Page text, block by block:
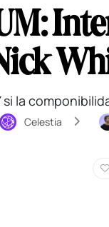
si la
Celestia